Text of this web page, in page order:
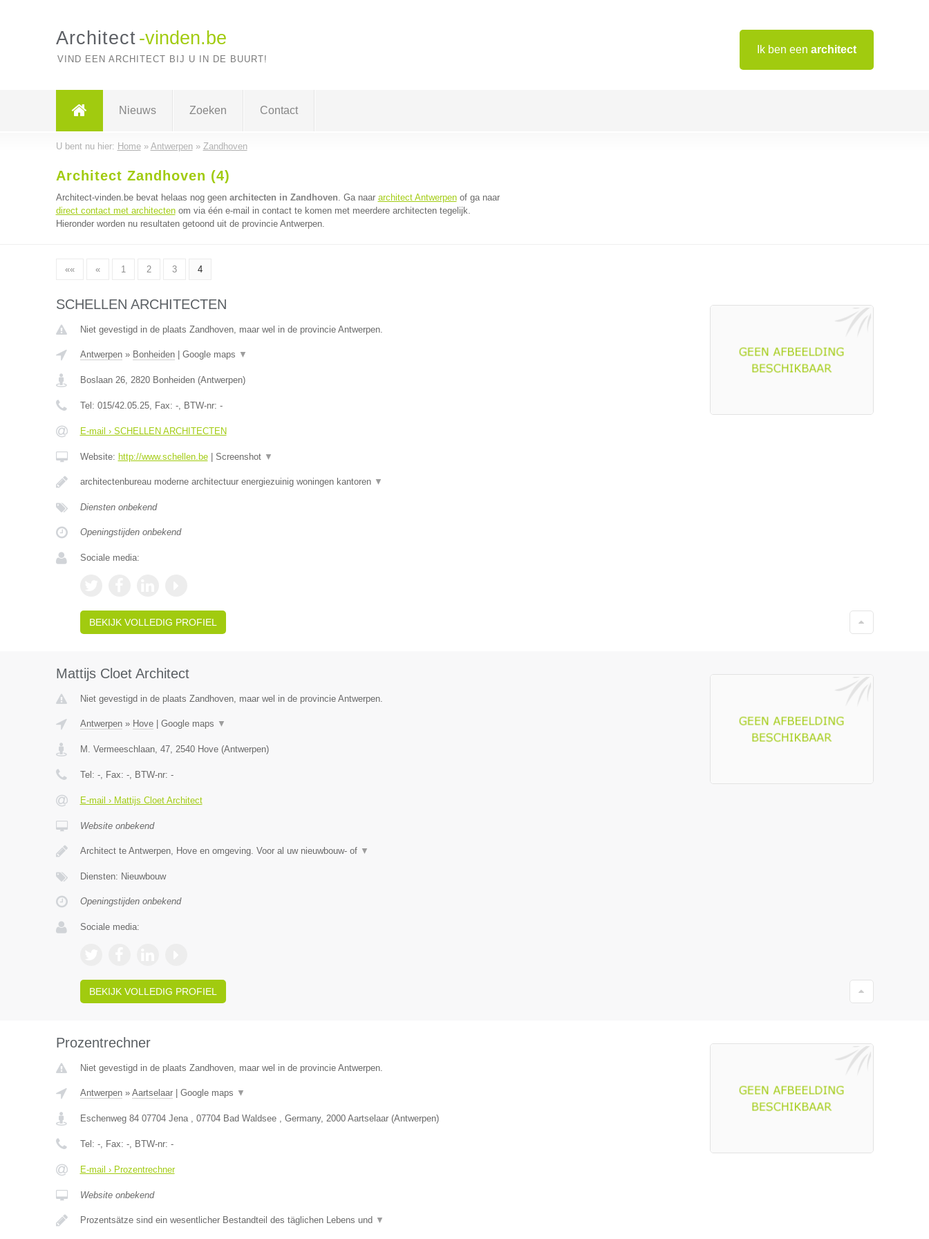
Ik ben een architect
Architect -vinden.be
VIND EEN ARCHITECT BIJ U IN DE BUURT!
Nieuws Zoeken Contact
U bent nu hier: Home» Antwerpen» Zandhoven
Architect Zandhoven (4)
Architect-vinden.be bevat helaas nog geen architecten in Zandhoven. Ga naar architect Antwerpenof ga naar
direct contact met architectenom via één e-mail in contact te komen met meerdere architecten tegelijk.
Hieronder worden nu resultaten getoond uit de provincie Antwerpen.
«« « 1 2 3 4
SCHELLEN ARCHITECTEN
Niet gevestigd in de plaats Zandhoven, maar wel in de provincie Antwerpen.
Antwerpen» Bonheiden| Google maps ▼
Boslaan 26, 2820 Bonheiden(Antwerpen)
Tel: 015/42.05.25, Fax: -, BTW-nr: -
E-mail › SCHELLEN ARCHITECTEN
Website: http://www.schellen.be| Screenshot ▼
architectenbureau moderne architectuur energiezuinig woningen kantoren ▼
Diensten onbekend
Openingstijden onbekend
Sociale media:
BEKIJK VOLLEDIG PROFIEL
Mattijs Cloet Architect
Niet gevestigd in de plaats Zandhoven, maar wel in de provincie Antwerpen.
Antwerpen» Hove| Google maps ▼
M. Vermeeschlaan, 47, 2540 Hove(Antwerpen)
Tel: -, Fax: -, BTW-nr: -
E-mail › Mattijs Cloet Architect
Website onbekend
Architect te Antwerpen, Hove en omgeving. Voor al uw nieuwbouw- of ▼
Diensten: Nieuwbouw
Openingstijden onbekend
Sociale media:
BEKIJK VOLLEDIG PROFIEL
Prozentrechner
Niet gevestigd in de plaats Zandhoven, maar wel in de provincie Antwerpen.
Antwerpen» Aartselaar| Google maps ▼
Eschenweg 84 07704 Jena , 07704 Bad Waldsee , Germany, 2000 Aartselaar(Antwerpen)
Tel: -, Fax: -, BTW-nr: -
E-mail › Prozentrechner
Website onbekend
Prozentsätze sind ein wesentlicher Bestandteil des täglichen Lebens und ▼